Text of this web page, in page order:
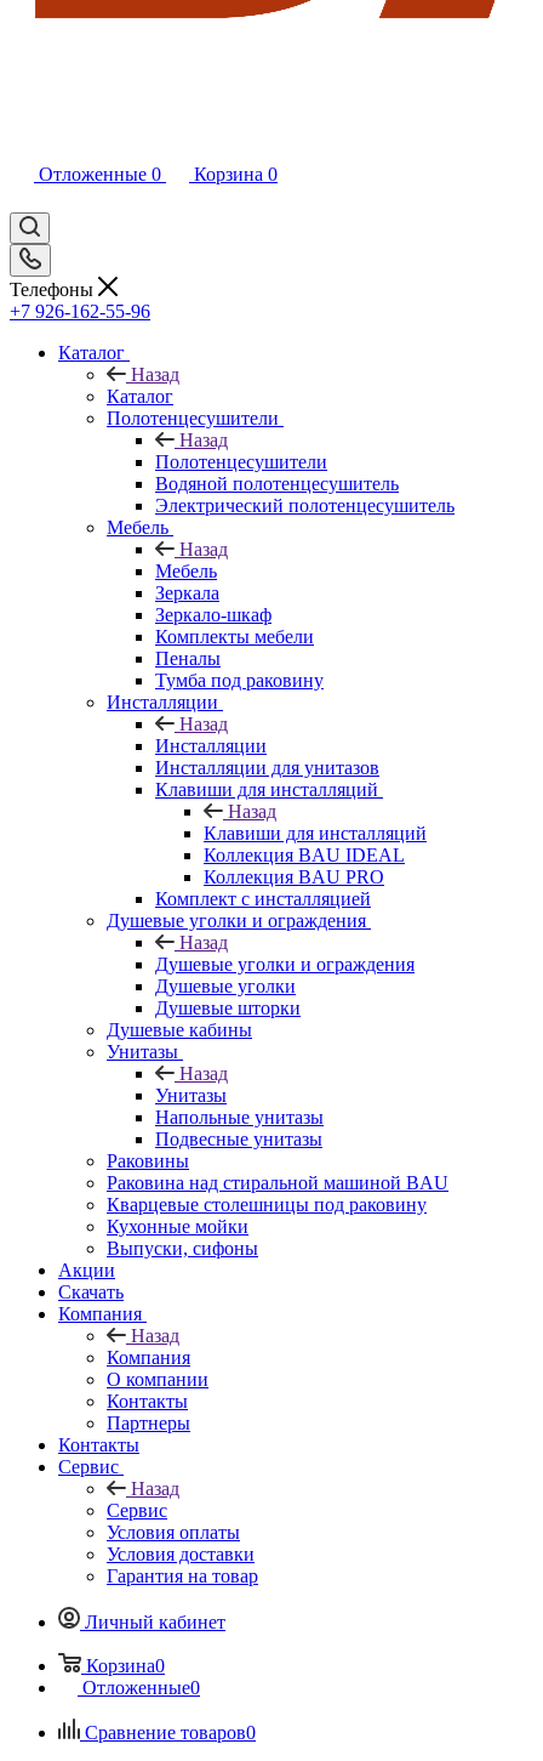
Отложенные 0 Корзина 0
Телефоны
+7 926-162-55-96
Каталог
Назад
Каталог
Полотенцесушители
Назад
Полотенцесушители
Водяной полотенцесушитель
Электрический полотенцесушитель
Мебель
Назад
Мебель
Зеркала
Зеркало-шкаф
Комплекты мебели
Пеналы
Тумба под раковину
Инсталляции
Назад
Инсталляции
Инсталляции для унитазов
Клавиши для инсталляций
Назад
Клавиши для инсталляций
Коллекция BAU IDEAL
Коллекция BAU PRO
Комплект с инсталляцией
Душевые уголки и ограждения
Назад
Душевые уголки и ограждения
Душевые уголки
Душевые шторки
Душевые кабины
Унитазы
Назад
Унитазы
Напольные унитазы
Подвесные унитазы
Раковины
Раковина над стиральной машиной BAU
Кварцевые столешницы под раковину
Кухонные мойки
Выпуски, сифоны
Акции
Скачать
Компания
Назад
Компания
О компании
Контакты
Партнеры
Контакты
Сервис
Назад
Сервис
Условия оплаты
Условия доставки
Гарантия на товар
Личный кабинет
Корзина0
Отложенные0
Сравнение товаров0